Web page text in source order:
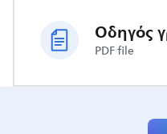
PDF file